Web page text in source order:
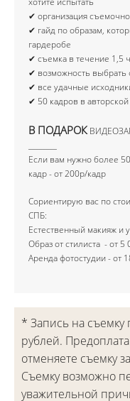
✔ организация
✔ гайд по образам,
гардеробе
✔ съемка в течение 1,5
✔ возможность выбрать
✔ все удачные
✔ 50 кадров в
​В ПОДАРОК
Если вам нужно более
кадр - от 200р/кадр
Сориентирую вас по
СПБ:
Естественный макияж и
Образ от стилиста - от
Аренда фотостудии - от
* Запись на съемку
рублей.
отменяете съемку
Съемку возможно
уважительной